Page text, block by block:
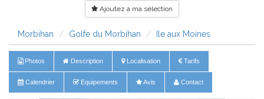
Ajoutez à ma sélection
Morbihan Golfe du Morbihan Ile aux Moines
Photos Description Localisation Tarifs
Calendrier Equipements Avis Contact